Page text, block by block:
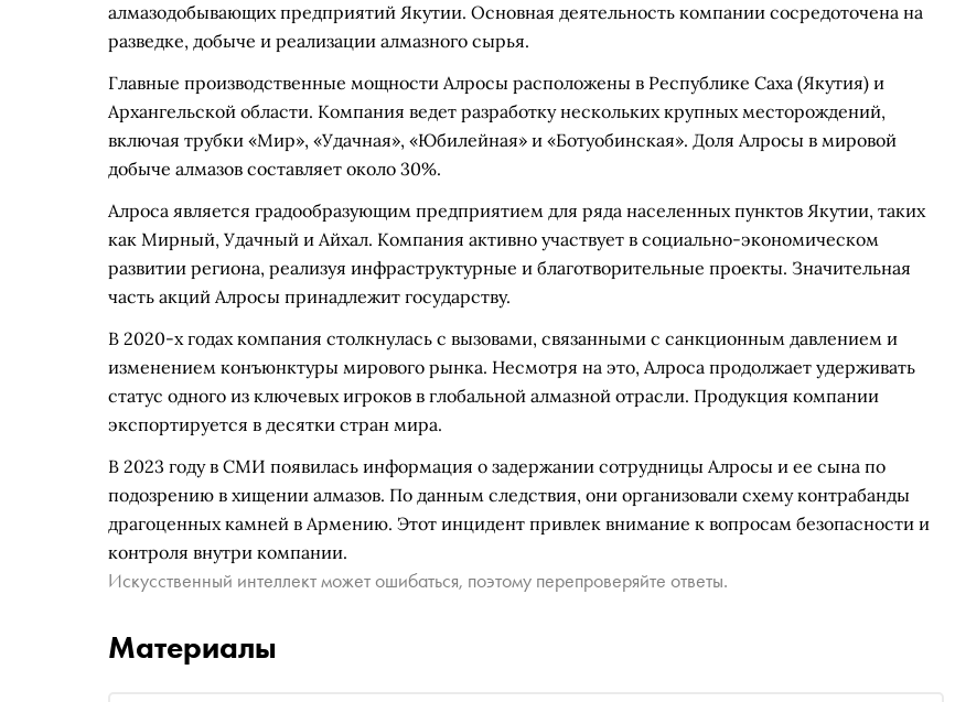
алмазодобывающих предприятий Якутии. Основная деятельность компании сосредоточена на
разведке, добыче и реализации алмазного сырья.
Главные производственные мощности Алросы расположены в Республике Саха (Якутия) и
Архангельской области. Компания ведет разработку нескольких крупных месторождений,
включая трубки «Мир», «Удачная», «Юбилейная» и «Ботуобинская». Доля Алросы в мировой
добыче алмазов составляет около 30%.
Алроса является градообразующим предприятием для ряда населенных пунктов Якутии, таких
как Мирный, Удачный и Айхал. Компания активно участвует в социально-экономическом
развитии региона, реализуя инфраструктурные и благотворительные проекты. Значительная
часть акций Алросы принадлежит государству.
В 2020-х годах компания столкнулась с вызовами, связанными с санкционным давлением и
изменением конъюнктуры мирового рынка. Несмотря на это, Алроса продолжает удерживать
статус одного из ключевых игроков в глобальной алмазной отрасли. Продукция компании
экспортируется в десятки стран мира.
В 2023 году в СМИ появилась информация о задержании сотрудницы Алросы и ее сына по
подозрению в хищении алмазов. По данным следствия, они организовали схему контрабанды
драгоценных камней в Армению. Этот инцидент привлек внимание к вопросам безопасности и
контроля внутри компании.
Искусственный интеллект может ошибаться, поэтому перепроверяйте ответы.
Материалы